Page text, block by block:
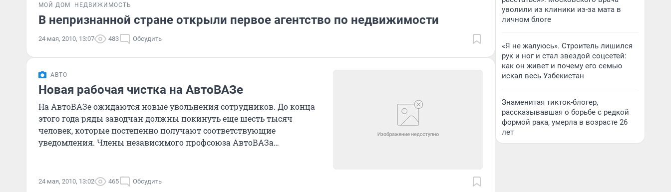
МОЙ ДОМ НЕДВИЖИМОСТЬ
В непризнанной стране открыли первое агентство по недвижимости
24 мая, 2010, 13:07 483 Обсудить
АВТО
Новая рабочая чистка на АвтоВАЗе
На АвтоВАЗе ожидаются новые увольнения сотрудников. До конца
этого года ряды заводчан должны покинуть еще шесть тысяч
человек, которые постепенно получают соответствующие
уведомления. Члены независимого профсоюза АвтоВАЗа
24 мая, 2010, 13:02 465 Обсудить
уволили из клиники из-за мата в
личном блоге
«Я не жалуюсь». Строитель лишился
рук и ног и стал звездой соцсетей:
как он живет и почему его семью
искал весь Узбекистан
Знаменитая тикток-блогер,
рассказывавшая о борьбе с редкой
формой рака, умерла в возрасте 26
лет